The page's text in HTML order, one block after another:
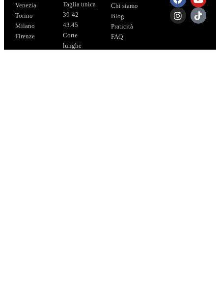
Venezia
Torino
Milano
Firenze
Taglia unica
39-42
43.45
Corte
lunghe
Chi siamo
Blog
Praticità
FAQ